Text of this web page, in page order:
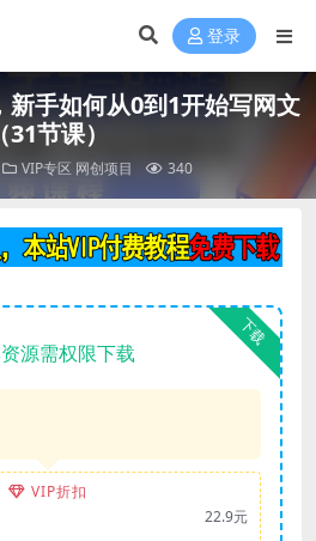
登录
新手如何从0到1开始写网文
（31节课）
VIP专区 网创项目 340
下载
源需权限下载
VIP折扣
22.9元